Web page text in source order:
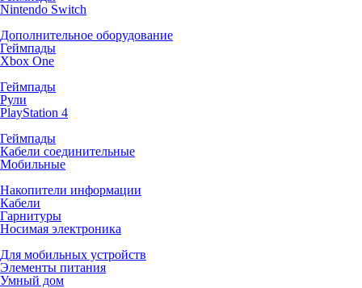
Nintendo Switch
Дополнительное оборудование
Геймпады
Xbox One
Геймпады
Рули
PlayStation 4
Геймпады
Кабели соединительные
Мобильные
Накопители информации
Кабели
Гарнитуры
Носимая электроника
Для мобильных устройств
Элементы питания
Умный дом